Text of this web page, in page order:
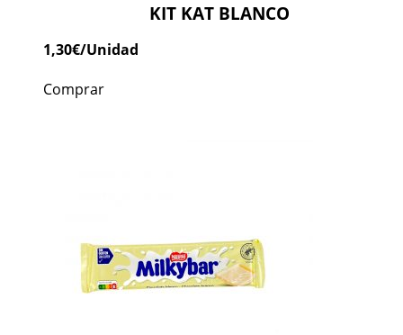
KIT KAT BLANCO
1,30€/Unidad
Comprar